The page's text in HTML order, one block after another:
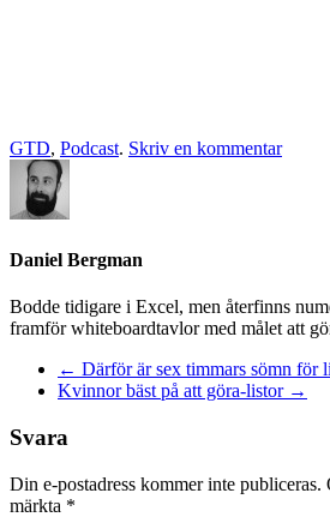
GTD, Podcast. Skriv en kommentar
Daniel Bergman
Bodde tidigare i Excel, men återfinns
framför whiteboardtavlor med målet att
Inläggnavigering
← Därför är sex timmars sömn för
Kvinnor bäst på att göra-listor →
Svara
Din e-postadress kommer inte publiceras.
märkta *